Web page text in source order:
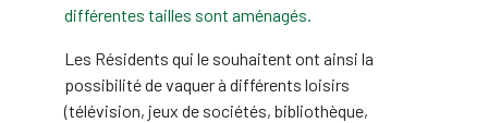
différentes tailles sont aménagés.
Les Résidents qui le souhaitent ont ainsi la
possibilité de vaquer à différents loisirs
(télévision, jeux de sociétés, bibliothèque,